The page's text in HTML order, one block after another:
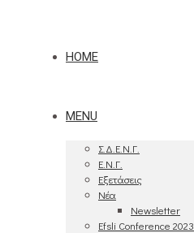
HOME
MENU
Σ.Δ.Ε.Ν.Γ.
Ε.Ν.Γ.
Εξετάσεις
Νέα
Newsletter
Efsli Conference 2023